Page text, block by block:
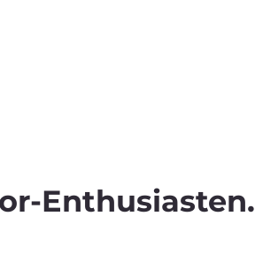
Enthusiasten.